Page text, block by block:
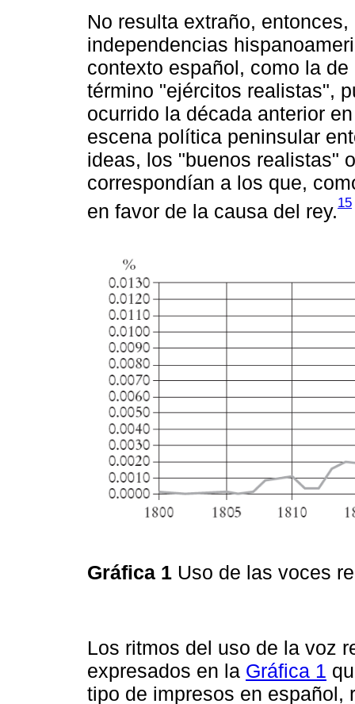
No resulta extraño,
independencias
contexto español, como la
término "ejércitos realistas",
ocurrido la década anterior
escena política peninsular
ideas, los "buenos realistas"
correspondían a los que,
en favor de la causa del rey.15
Gráfica 1 Uso de las voces
Los ritmos del uso de la voz
expresados en la Gráfica 1
tipo de impresos en español,